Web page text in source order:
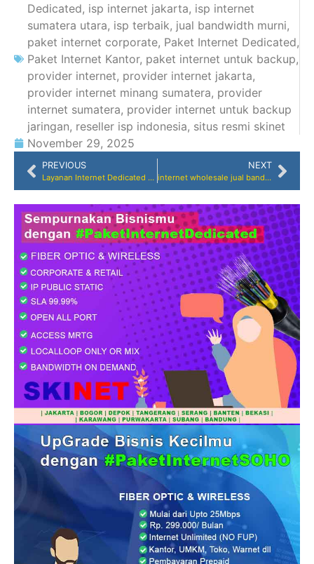
Dedicated, isp internet jakarta, isp internet
sumatera utara, isp terbaik, jual bandwidth murni,
paket internet corporate, Paket Internet Dedicated,
Paket Internet Kantor, paket internet untuk backup,
provider internet, provider internet jakarta,
provider internet minang sumatera, provider
internet sumatera, provider internet untuk backup
jaringan, reseller isp indonesia, situs resmi skinet
November 29, 2025
PREVIOUS
Layanan Internet Dedicated SKINET, Solusi Konektivitas Andal untuk Bisnis Anda di Jakarta
NEXT
internet wholesale jual bandwidth saja reseller